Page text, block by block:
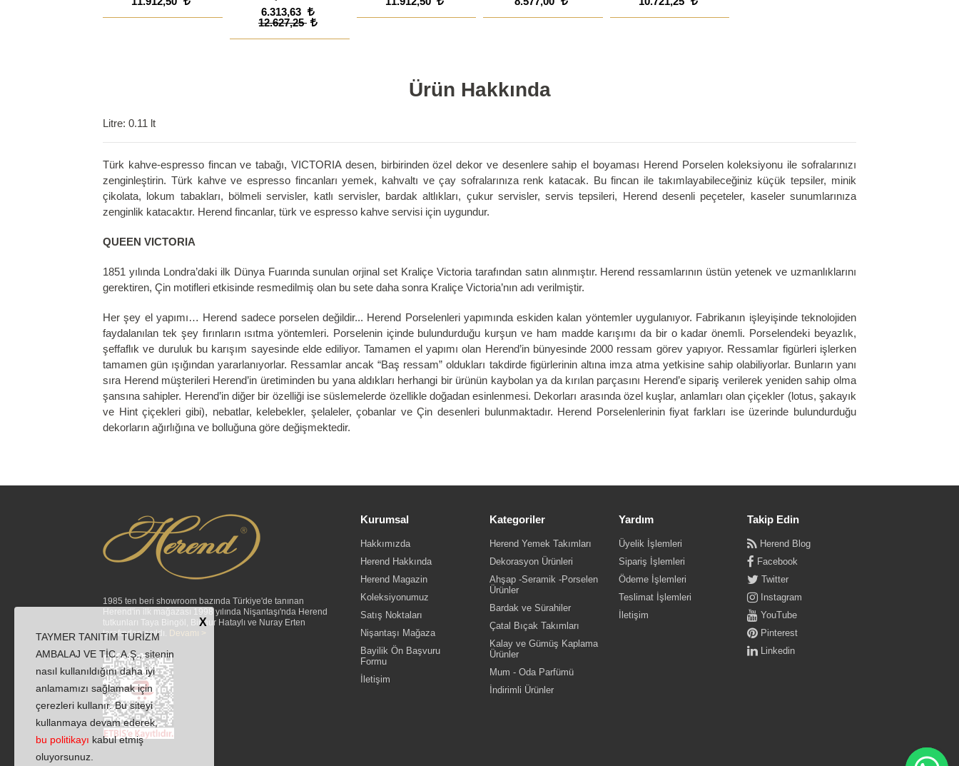
6.313,63
12.627,25
Ürün Hakkında
Litre: 0.11 lt
Türk kahve-espresso fincan ve tabağı, VICTORIA desen, birbirinden özel dekor ve desenlere sahip el boyaması Herend Porselen koleksiyonu ile sofralarınızı
zenginleştirin. Türk kahve ve espresso fincanları yemek, kahvaltı ve çay sofralarınıza renk katacak. Bu fincan ile takımlayabileceğiniz küçük tepsiler, minik
çikolata, lokum tabakları, bölmeli servisler, katlı servisler, bardak altlıkları, çukur servisler, servis tepsileri, Herend desenli peçeteler, kaseler sunumlarınıza
zenginlik katacaktır. Herend fincanlar, türk ve espresso kahve servisi için uygundur.
QUEEN VICTORIA
1851 yılında Londra’daki ilk Dünya Fuarında sunulan orjinal set Kraliçe Victoria tarafından satın alınmıştır. Herend ressamlarının üstün yetenek ve uzmanlıklarını
gerektiren, Çin motifleri etkisinde resmedilmiş olan bu sete daha sonra Kraliçe Victoria’nın adı verilmiştir.
Her şey el yapımı… Herend sadece porselen değildir... Herend Porselenleri yapımında eskiden kalan yöntemler uygulanıyor. Fabrikanın işleyişinde teknolojiden
faydalanılan tek şey fırınların ısıtma yöntemleri. Porselenin içinde bulundurduğu kurşun ve ham madde karışımı da bir o kadar önemli. Porselendeki beyazlık,
şeffaflık ve duruluk bu karışım sayesinde elde ediliyor. Tamamen el yapımı olan Herend’in bünyesinde 2000 ressam görev yapıyor. Ressamlar figürleri işlerken
tamamen gün ışığından yararlanıyorlar. Ressamlar ancak “Baş ressam” oldukları takdirde figürlerinin altına imza atma yetkisine sahip olabiliyorlar. Bunların yanı
sıra Herend müşterileri Herend’in üretiminden bu yana aldıkları herhangi bir ürünün kaybolan ya da kırılan parçasını Herend’e sipariş verilerek yeniden sahip olma
şansına sahipler. Herend’in diğer bir özelliği ise süslemelerde özellikle doğadan esinlenmesi. Dekorları arasında özel kuşlar, anlamları olan çiçekler (lotus, şakayık
ve Hint çiçekleri gibi), nebatlar, kelebekler, şelaleler, çobanlar ve Çin desenleri bulunmaktadır. Herend Porselenlerinin fiyat farkları ise üzerinde bulundurduğu
dekorların ağırlığına ve bolluğuna göre değişmektedir.
1985 ten beri showroom bazında Türkiye'de tanınan
Herend'in ilk mağazası 1998 yılında Nişantaşı'nda Herend
tutkunları Taya Bingöl, Binnur Hataylı ve Nuray Erten
tarafından açıldı. Devamı >
Kurumsal
Hakkımızda
Herend Hakkında
Herend Magazin
Koleksiyonumuz
Satış Noktaları
Nişantaşı Mağaza
Bayilik Ön Başvuru
Formu
İletişim
Kategoriler
Herend Yemek Takımları
Dekorasyon Ürünleri
Ahşap -Seramik -Porselen
Ürünler
Bardak ve Sürahiler
Çatal Bıçak Takımları
Kalay ve Gümüş Kaplama
Ürünler
Mum - Oda Parfümü
İndirimli Ürünler
Yardım
Üyelik İşlemleri
Sipariş İşlemleri
Ödeme İşlemleri
Teslimat İşlemleri
İletişim
Takip Edin
Herend Blog
Facebook
Twitter
Instagram
YouTube
Pinterest
Linkedin
TAYMER TANITIM TURİZM
AMBALAJ VE TİC. A.Ş., sitenin
nasıl kullanıldığını daha iyi
anlamamızı sağlamak için
çerezleri kullanır. Bu siteyi
kullanmaya devam ederek,
bu politikayı kabul etmiş
oluyorsunuz.
X